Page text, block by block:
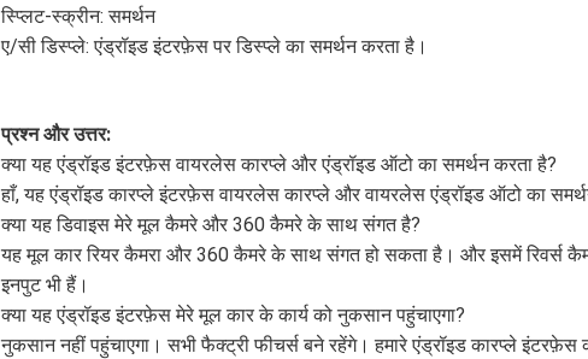
स्प्लिट-स्क्रीन: समर्थन
ए/सी डिस्प्ले: एंड्रॉइड इंटरफ़ेस पर डिस्प्ले का समर्थन करता है।
प्रश्न और उत्तर:
क्या यह एंड्रॉइड इंटरफ़ेस वायरलेस कारप्ले और एंड्रॉइड ऑटो का समर्थन करता है?
हाँ, यह एंड्रॉइड कारप्ले इंटरफ़ेस वायरलेस कारप्ले और वायरलेस एंड्रॉइड ऑटो का
क्या यह डिवाइस मेरे मूल कैमरे और 360 कैमरे के साथ संगत है?
यह मूल कार रियर कैमरा और 360 कैमरे के साथ संगत हो सकता है। और इसमें रिवर्स
इनपुट भी हैं।
क्या यह एंड्रॉइड इंटरफ़ेस मेरे मूल कार के कार्य को नुकसान पहुंचाएगा?
नुकसान नहीं पहुंचाएगा। सभी फैक्ट्री फीचर्स बने रहेंगे। हमारे एंड्रॉइड कारप्ले